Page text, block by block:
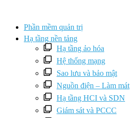
Phần mềm quản trị
Hạ tầng nền tảng
Hạ tầng ảo hóa
Hệ thống mạng
Sao lưu và bảo mật
Nguồn điện – Làm mát
Hạ tầng HCI và SDN
Giám sát và PCCC